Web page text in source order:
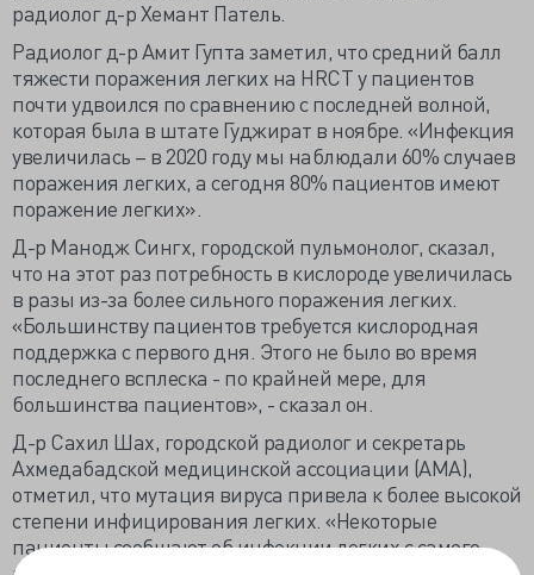
радиолог д-р Хемант Патель.
Радиолог д-р Амит Гупта заметил, что средний балл
тяжести поражения легких на HRCT у пациентов
почти удвоился по сравнению с последней волной,
которая была в штате Гуджират в ноябре. «Инфекция
увеличилась – в 2020 году мы наблюдали 60% случаев
поражения легких, а сегодня 80% пациентов имеют
поражение легких».
Д-р Манодж Сингх, городской пульмонолог, сказал,
что на этот раз потребность в кислороде увеличилась
в разы из-за более сильного поражения легких.
«Большинству пациентов требуется кислородная
поддержка с первого дня. Этого не было во время
последнего всплеска - по крайней мере, для
большинства пациентов», - сказал он.
Д-р Сахил Шах, городской радиолог и секретарь
Ахмедабадской медицинской ассоциации (AMA),
отметил, что мутация вируса привела к более высокой
степени инфицирования легких. «Некоторые
пациенты сообщают об инфекции легких с самого